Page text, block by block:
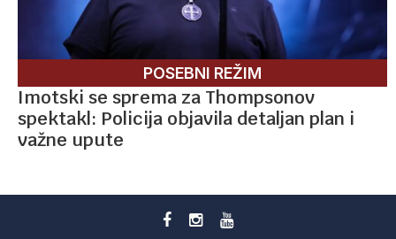
POSEBNI REŽIM
Imotski se sprema za Thompsonov
spektakl: Policija objavila detaljan plan i
važne upute